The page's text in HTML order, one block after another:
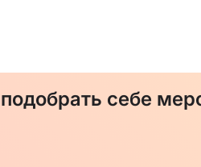
себе